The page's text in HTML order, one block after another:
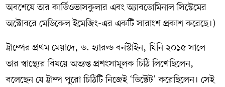
অবশেষে তার কার্ডিওভাসকুলার এবং অ্যাবডোমিনাল সিস্টেমের
অক্টোবরে মেডিকেল ইমেজিং-এর একটি সারাংশ প্রকাশ করেছে।)
ট্রাম্পের প্রথম মেয়াদে, ড. হ্যারল্ড বর্নস্টাইন, যিনি ২০১৫ সালে
তার স্বাস্থ্যের বিষয়ে অত্যন্ত প্রশংসামূলক চিঠি লিখেছিলেন,
বলেছেন যে ট্রাম্প পুরো চিঠিটি নিজেই ‘ডিক্টেট’ করেছিলেন। সেই